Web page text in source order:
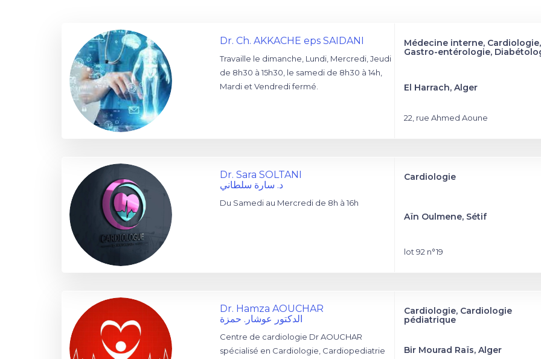
Dr. Ch. AKKACHE eps SAIDANI
Travaille le dimanche, Lundi, Mercredi, Jeudi
de 8h30 à 15h30, le samedi de 8h30 à 14h,
Mardi et Vendredi fermé.
Médecine interne, Cardiologie,
Gastro-entérologie,
El Harrach, Alger
22, rue Ahmed Aoune
Dr. Sara SOLTANI
د. سارة سلطاني
Du Samedi au Mercredi de 8h à 16h
Cardiologie
Aïn Oulmene, Sétif
lot 92 n°19
Dr. Hamza AOUCHAR
الدكتور عوشار. حمزة
Centre de cardiologie Dr AOUCHAR
spécialisé en Cardiologie, Cardiopediatrie
Cardiologie, Cardiologie
pédiatrique
Bir Mourad Raïs, Alger